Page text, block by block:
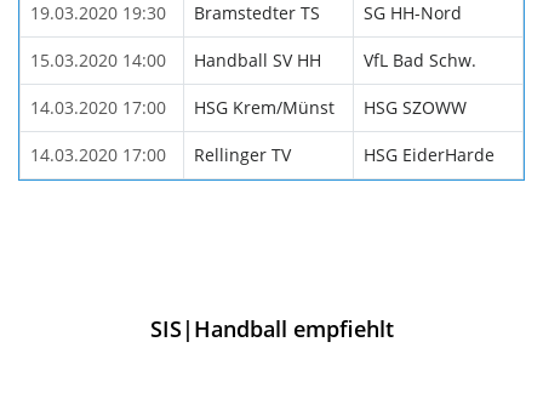
19.03.2020 19:30 Bramstedter TS SG HH-Nord
15.03.2020 14:00 Handball SV HH VfL Bad Schw.
14.03.2020 17:00 HSG Krem/Münst HSG SZOWW
14.03.2020 17:00 Rellinger TV HSG EiderHarde
SIS|Handball empfiehlt